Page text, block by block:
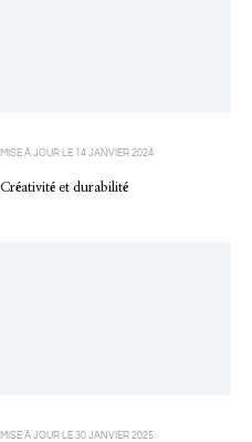
MISE À JOUR LE 14 JANVIER 2024
Créativité et durabilité
MISE À JOUR LE 30 JANVIER 2025